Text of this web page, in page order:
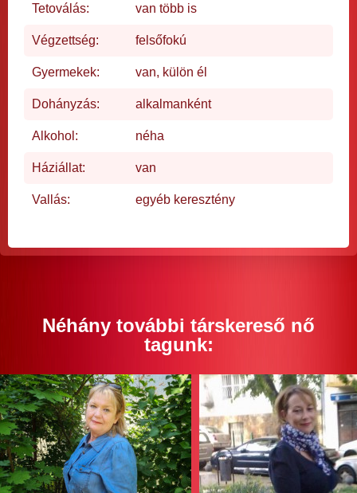
Tetoválás: van több is
Végzettség: felsőfokú
Gyermekek: van, külön él
Dohányzás: alkalmanként
Alkohol: néha
Háziállat: van
Vallás: egyéb keresztény
Néhány további társkereső nő
tagunk: